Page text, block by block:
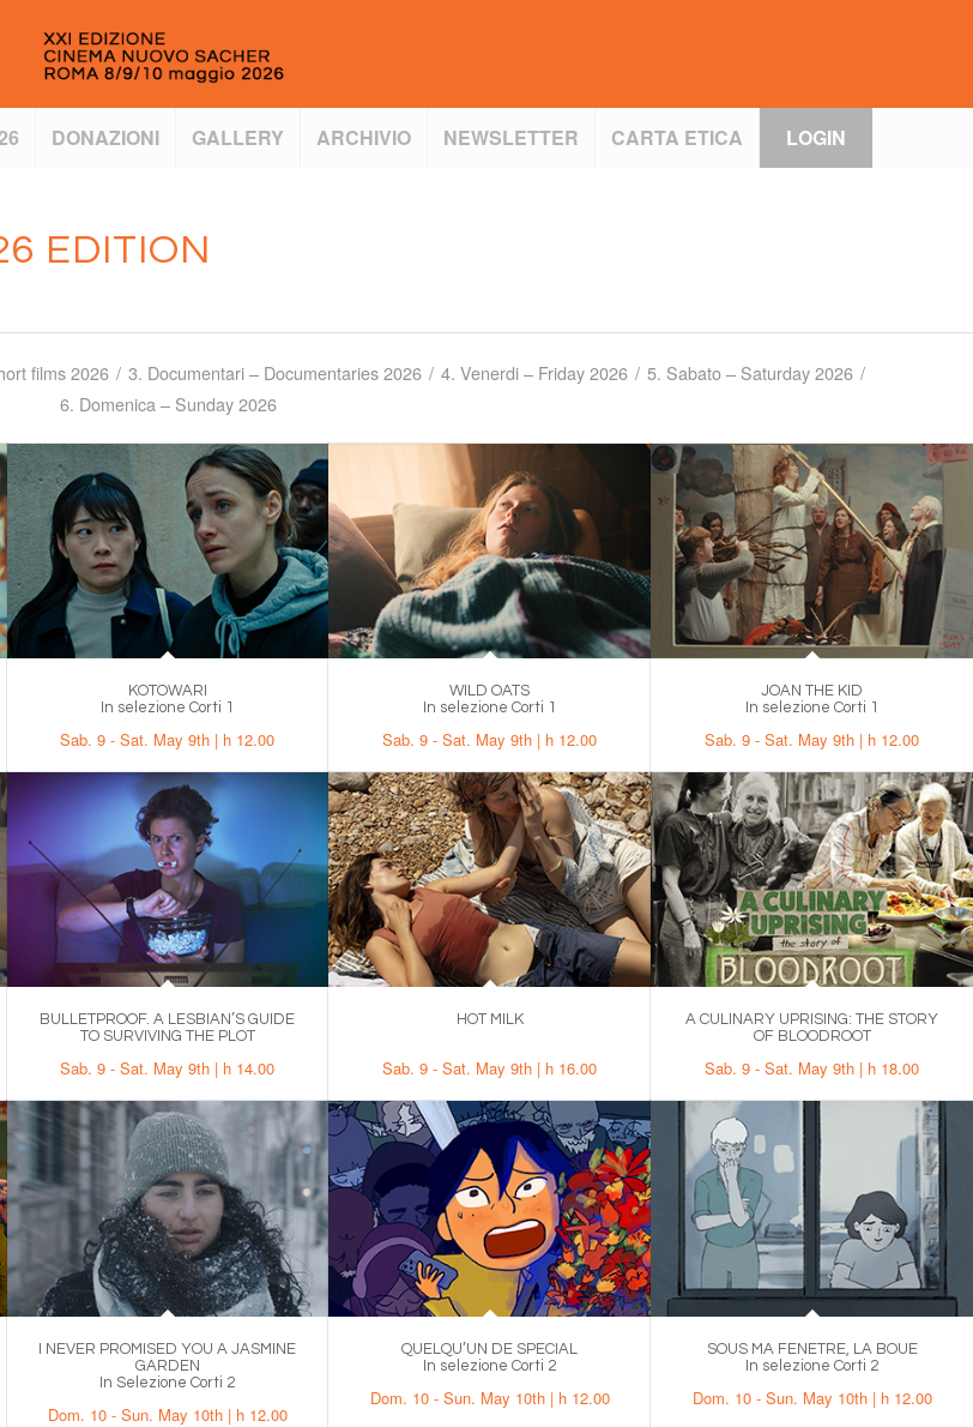
DONAZIONI GALLERY ARCHIVIO NEWSLETTER CARTA ETICA LOGIN
EDITION
films 2026 / 3. Documentari – Documentaries 2026 / 4. Venerdi – Friday 2026 / 5. Sabato – Saturday 2026 /
6. Domenica – Sunday 2026
KOTOWARI
In selezione Corti 1
Sab. 9 - Sat. May 9th | h 12.00
WILD OATS
In selezione Corti 1
Sab. 9 - Sat. May 9th | h 12.00
JOAN THE KID
In selezione Corti 1
Sab. 9 - Sat. May 9th | h 12.00
BULLETPROOF. A LESBIAN’S GUIDE
TO SURVIVING THE PLOT
Sab. 9 - Sat. May 9th | h 14.00
HOT MILK
Sab. 9 - Sat. May 9th | h 16.00
A CULINARY UPRISING: THE STORY
OF BLOODROOT
Sab. 9 - Sat. May 9th | h 18.00
I NEVER PROMISED YOU A JASMINE
GARDEN
In Selezione Corti 2
Dom. 10 - Sun. May 10th | h 12.00
QUELQU’UN DE SPECIAL
In selezione Corti 2
Dom. 10 - Sun. May 10th | h 12.00
SOUS MA FENETRE, LA BOUE
In selezione Corti 2
Dom. 10 - Sun. May 10th | h 12.00